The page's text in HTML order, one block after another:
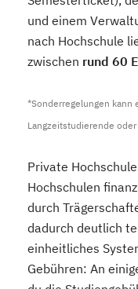
und einem
nach Hochschule
zwischen rund 60
*Sonderregelungen
Langzeitstudierende
Private
Hochschulen
durch
dadurch deutlich
einheitliches
Gebühren: An